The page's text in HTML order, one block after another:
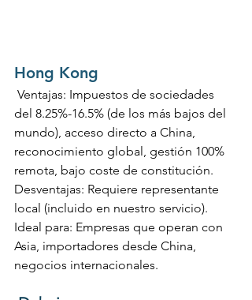
Hong Kong
del 8.25%-16.5% (de los más bajos del
mundo), acceso directo a China,
reconocimiento global, gestión 100%
remota, bajo coste de constitución.
Desventajas: Requiere representante
local (incluido en nuestro servicio).
Ideal para: Empresas que operan con
Asia, importadores desde China,
negocios internacionales.